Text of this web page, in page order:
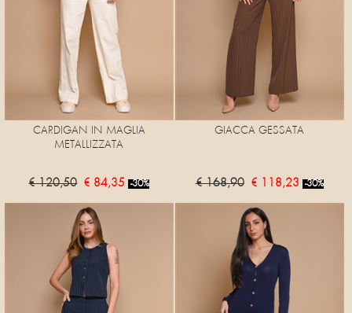
CARDIGAN IN MAGLIA
METALLIZZATA
€ 120,50 € 84,35 -30%
GIACCA GESSATA
€ 168,90 € 118,23 -30%